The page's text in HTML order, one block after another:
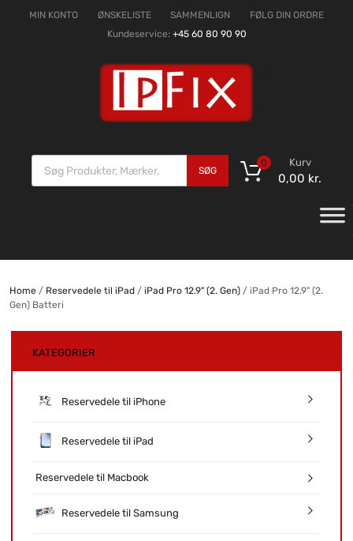
MIN KONTO ØNSKELISTE SAMMENLIGN
FØLG DIN ORDRE
Kundeservice: +45 60 80 90 90
SØG
Kurv
0,00 kr.
0
Home/ Reservedele til iPad/ iPad Pro 12.9" (2. Gen)/ iPad Pro 12.9" (2.
Gen) Batteri
KATEGORIER
Reservedele til iPhone
Reservedele til iPad
Reservedele til Macbook
Reservedele til Samsung